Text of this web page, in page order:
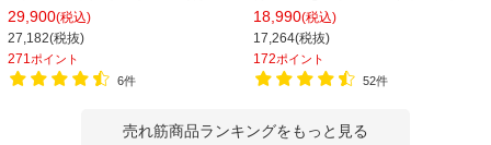
150kg/段 天地6段 幅1812×奥行462×
高さ2100mm スチール棚 スチールシ
ェルフ 収納棚 オープンラック 収納ラ
ック
29,900(税込)
27,182(税抜)
271ポイント
6件
シェルゴ 幅1515×奥行460×高さ
1740mm
18,990(税込)
17,264(税抜)
172ポイント
52件
売れ筋商品ランキングをもっと見る